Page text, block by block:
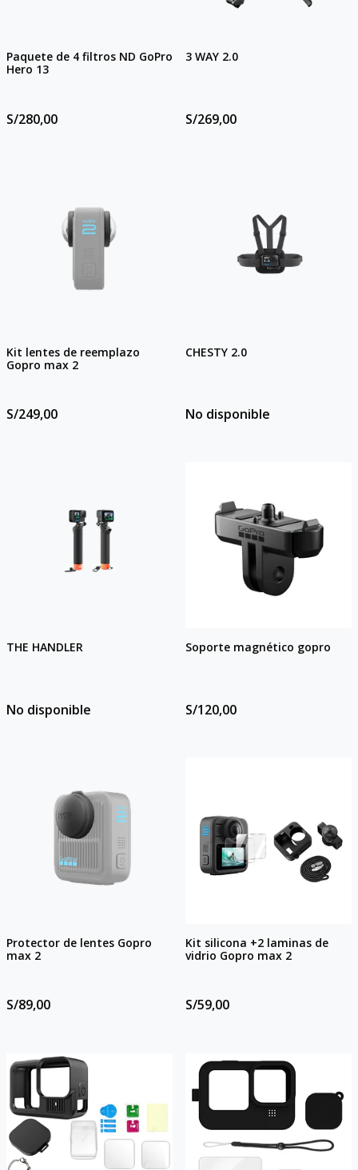
Paquete de 4 filtros ND GoPro
Hero 13
S/280,00
3 WAY 2.0
S/269,00
Kit lentes de reemplazo
Gopro max 2
S/249,00
CHESTY 2.0
No disponible
THE HANDLER
No disponible
Soporte magnético gopro
S/120,00
Protector de lentes Gopro
max 2
S/89,00
Kit silicona +2 laminas de
vidrio Gopro max 2
S/59,00